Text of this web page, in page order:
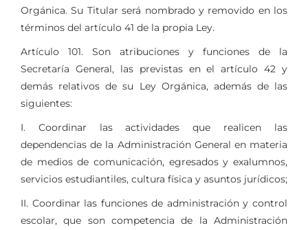
Orgánica. Su Titular será nombrado y removido en los
términos del artículo 41 de la propia Ley.
Artículo 101. Son atribuciones y funciones de la
Secretaría General, las previstas en el artículo 42 y
demás relativos de su Ley Orgánica, además de las
siguientes:
I. Coordinar las actividades que realicen las
dependencias de la Administración General en materia
de medios de comunicación, egresados y exalumnos,
servicios estudiantiles, cultura física y asuntos jurídicos;
II. Coordinar las funciones de administración y control
escolar, que son competencia de la Administración